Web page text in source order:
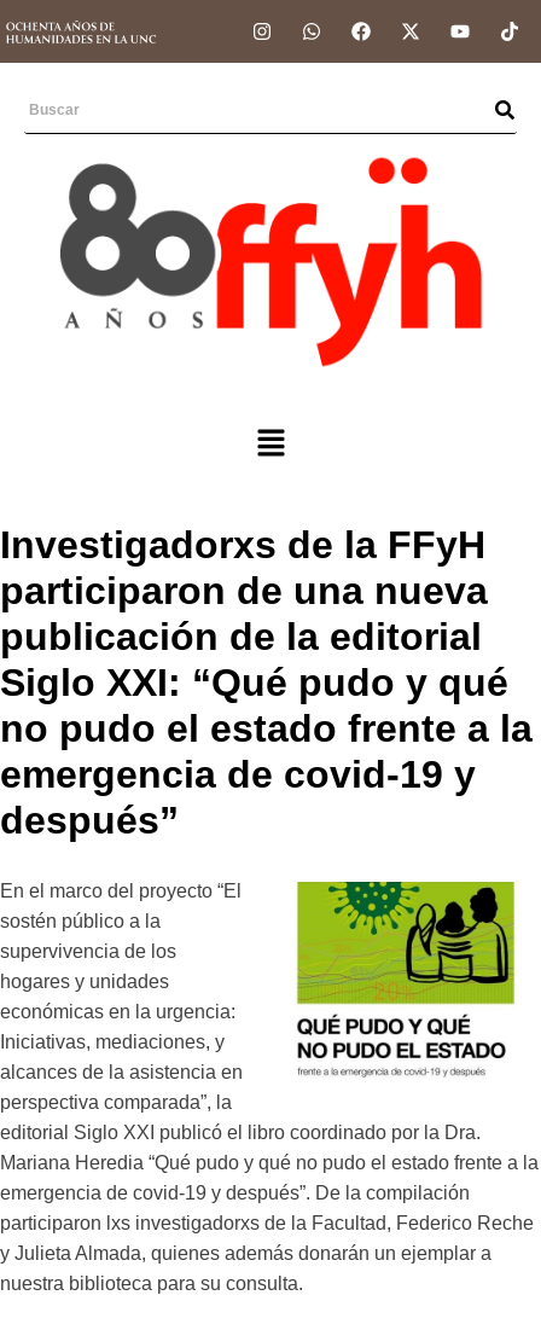
Investigadorxs de la FFyH
participaron de una nueva
publicación de la editorial
Siglo XXI: “Qué pudo y qué
no pudo el estado frente a la
emergencia de covid-19 y
después”
En el marco del proyecto “El
sostén público a la
supervivencia de los
hogares y unidades
económicas en la urgencia:
Iniciativas, mediaciones, y
alcances de la asistencia en
perspectiva comparada”, la
editorial Siglo XXI publicó el libro coordinado por la Dra.
Mariana Heredia “Qué pudo y qué no pudo el estado frente a la
emergencia de covid-19 y después”. De la compilación
participaron lxs investigadorxs de la Facultad, Federico Reche
y Julieta Almada, quienes además donarán un ejemplar a
nuestra biblioteca para su consulta.